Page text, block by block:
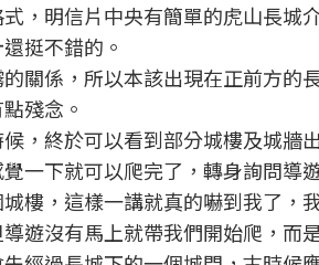
，明信片中央有簡單的虎山長城
挺不錯的。
關係，所以本該出現在正前方的
殘念。
，終於可以看到部分城樓及城牆
一下就可以爬完了，轉身詢問導
樓，這樣一講就真的嚇到我了，
遊沒有馬上就帶我們開始爬，而